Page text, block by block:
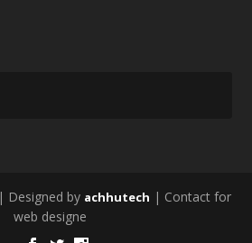
| Designed by achhutech | Contact for
web designe